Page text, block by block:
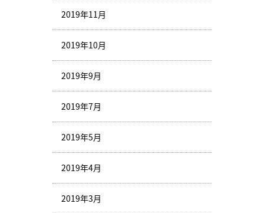
2019年11月
2019年10月
2019年9月
2019年7月
2019年5月
2019年4月
2019年3月